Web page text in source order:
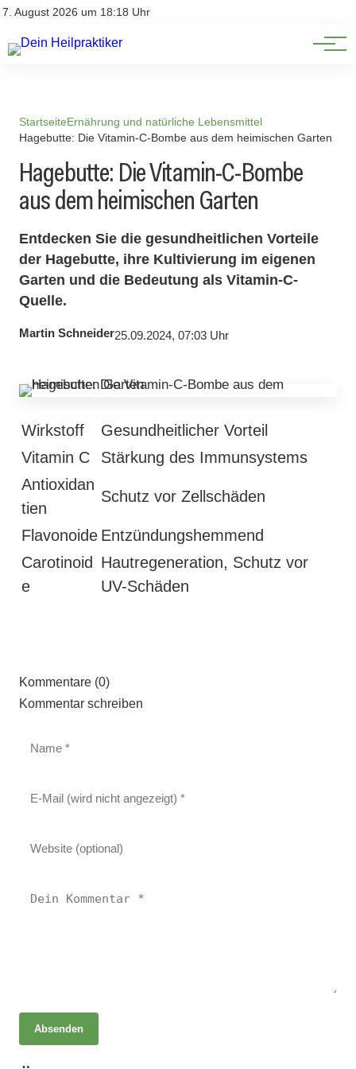
7. August 2026 um 18:18 Uhr
Impressum
Natürliche Medizin
Heilpflanzen & Kräuterkunde
StartseiteErnährung und natürliche Lebensmittel
Hagebutte: Die Vitamin-C-Bombe aus dem heimischen Garten
Hagebutte: Die Vitamin-C-Bombe
aus dem heimischen Garten
Entdecken Sie die gesundheitlichen Vorteile
der Hagebutte, ihre Kultivierung im eigenen
Garten und die Bedeutung als Vitamin-C-
Quelle.
Martin Schneider25.09.2024, 07:03 Uhr
Wirkstoff
Gesundheitlicher Vorteil
Vitamin C
Stärkung des Immunsystems
Antioxidan
tien
Schutz vor Zellschäden
Flavonoide Entzündungshemmend
Carotinoid
e
Hautregeneration, Schutz vor
UV-Schäden
Kommentare (0)
Kommentar schreiben
Absenden
06. Mai 2025